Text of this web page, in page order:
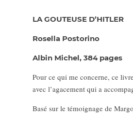
LA GOUTEUSE D’HITLER
Rosella Postorino
Albin Michel, 384 pages
Pour ce qui me concerne, ce
avec l’agacement qui a
Basé sur le témoignage de